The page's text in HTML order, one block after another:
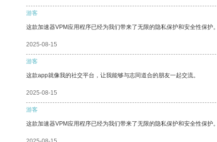
游客
这款加速器VPM应用程序已经为我们带来了无限的隐私保护和安全性保护
2025-08-15
游客
这款app就像我的社交平台，让我能够与志同道合的朋友一起交流。
2025-08-15
游客
这款加速器VPM应用程序已经为我们带来了无限的隐私保护和安全性保护